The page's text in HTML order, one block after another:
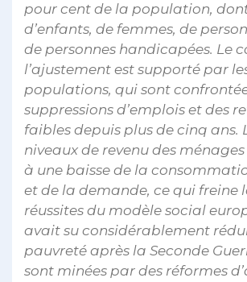
pour cent de la population,
d’enfants, de femmes, de
de personnes handicapées. Le
l’ajustement est supporté par
populations, qui sont
suppressions d’emplois et des
faibles depuis plus de cinq ans.
niveaux de revenu des
à une baisse de la
et de la demande, ce qui freine
réussites du modèle social
avait su considérablement
pauvreté après la Seconde
sont minées par des réformes